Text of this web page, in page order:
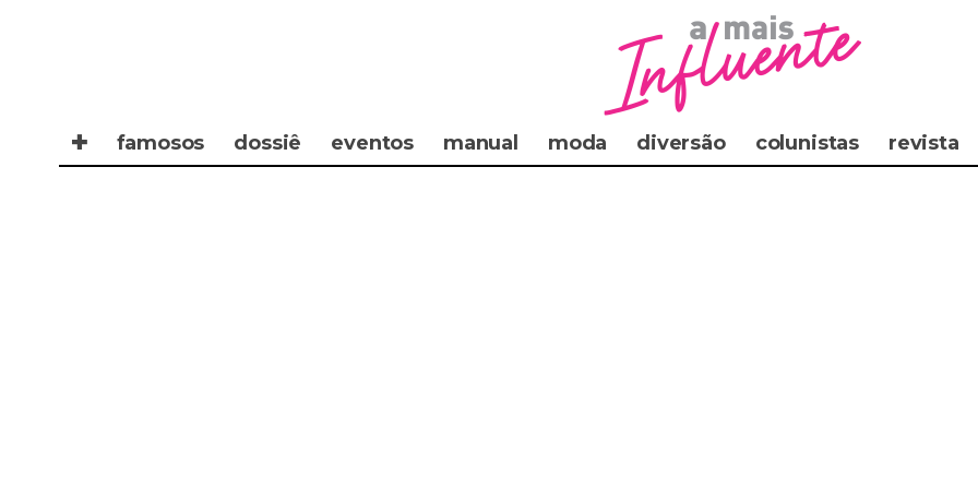
✚ famosos dossiê eventos manual moda diversão colunistas revista